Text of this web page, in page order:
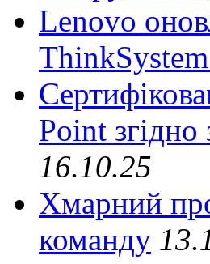
Lenovo
Point згідно
16.10.25
Хмарний
команду